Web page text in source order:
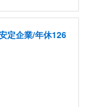
定企業/年休126